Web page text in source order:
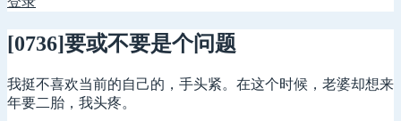
[0736]要或不要是个问题
我挺不喜欢当前的自己的，手头紧。在这个时候，老婆却想来
年要二胎，我头疼。